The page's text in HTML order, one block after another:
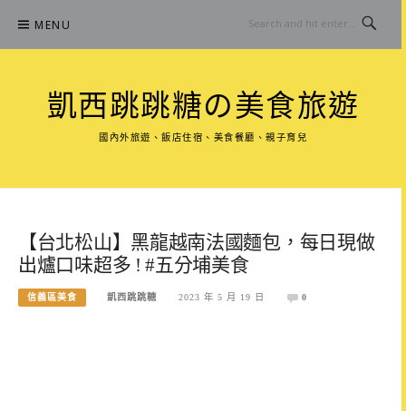
content
MENU
凱西跳跳糖の美食旅遊
國內外旅遊、飯店住宿、美食餐廳、親子育兒
【台北松山】黑龍越南法國麵包，每日現做
出爐口味超多 ! #五分埔美食
信義區美食 凱西跳跳糖 2023 年 5 月 19 日 0